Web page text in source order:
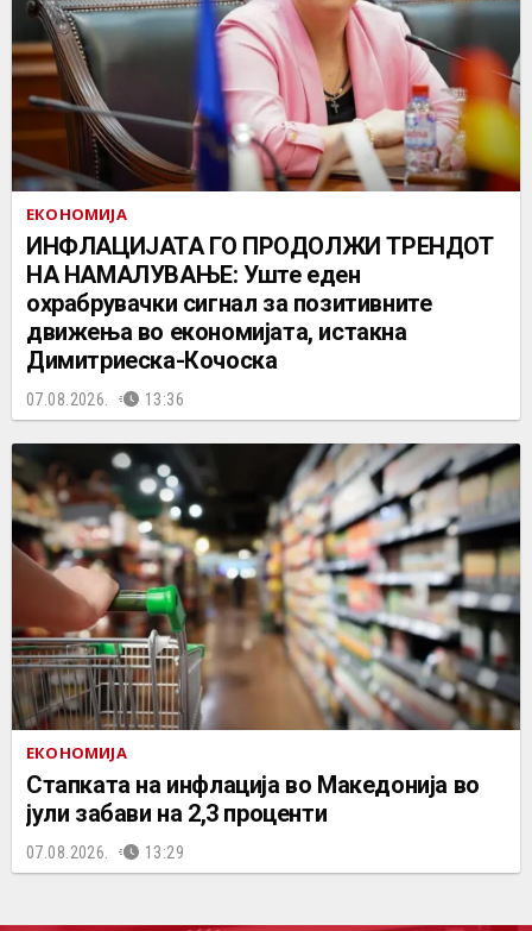
ЕКОНОМИЈА
ИНФЛАЦИЈАТА ГО ПРОДОЛЖИ ТРЕНДОТ
НА НАМАЛУВАЊЕ: Уште еден
охрабрувачки сигнал за позитивните
движења во економијата, истакна
Димитриеска-Кочоска
07.08.2026. 13:36
ЕКОНОМИЈА
Стапката на инфлација во Македонија во
јули забави на 2,3 проценти
07.08.2026. 13:29